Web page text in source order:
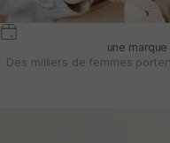
une
Des milliers de femmes